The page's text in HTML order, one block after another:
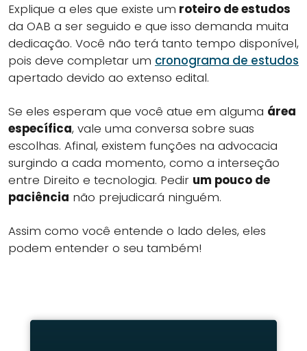
Explique a eles que existe um roteiro de estudos
da OAB a ser seguido e que isso demanda muita
dedicação. Você não terá tanto tempo disponível,
pois deve completar um cronograma de estudos
apertado devido ao extenso edital.
Se eles esperam que você atue em alguma área
específica, vale uma conversa sobre suas
escolhas. Afinal, existem funções na advocacia
surgindo a cada momento, como a interseção
entre Direito e tecnologia. Pedir um pouco de
paciência não prejudicará ninguém.
Assim como você entende o lado deles, eles
podem entender o seu também!